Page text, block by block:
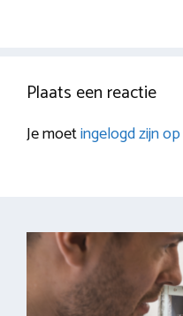
Plaats een reactie
Je moetingelogd zijn op